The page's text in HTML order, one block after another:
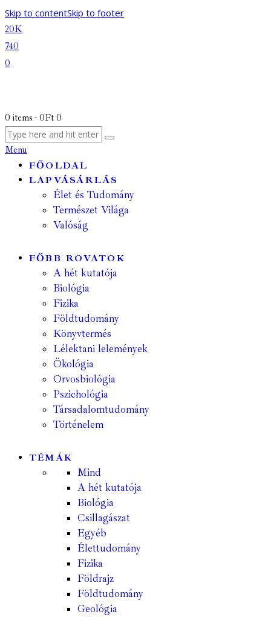
Skip to contentSkip to footer
20K
740
0
0 items - 0Ft 0
Menu
FŐOLDAL
LAPVÁSÁRLÁS
Élet és Tudomány
Természet Világa
Valóság
FŐBB ROVATOK
A hét kutatója
Biológia
Fizika
Földtudomány
Könyvtermés
Lélektani lelemények
Ökológia
Orvosbiológia
Pszichológia
Társadalomtudomány
Történelem
TÉMÁK
Mind
A hét kutatója
Biológia
Csillagászat
Egyéb
Élettudomány
Fizika
Földrajz
Földtudomány
Geológia